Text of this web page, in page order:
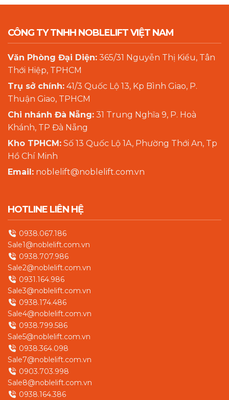
CÔNG TY TNHH NOBLELIFT VIỆT NAM
Văn Phòng Đại Diện: 365/31 Nguyễn Thị Kiểu, Tân
Thới Hiệp, TPHCM
Trụ sở chính: 41/3 Quốc Lộ 13, Kp Bình Giao, P.
Thuận Giao, TPHCM
Chi nhánh Đà Nẵng: 31 Trung Nghĩa 9, P. Hoà
Khánh, TP Đà Nẵng
Kho TPHCM: Số 13 Quốc Lộ 1A, Phường Thới An, Tp
Hồ Chí Minh
Email: noblelift@noblelift.com.vn
HOTLINE LIÊN HỆ
0938.067.186
Sale1@noblelift.com.vn
0938.707.986
Sale2@noblelift.com.vn
0931.164.986
Sale3@noblelift.com.vn
0938.174.486
Sale4@noblelift.com.vn
0938.799.586
Sale5@noblelift.com.vn
0938.364.098
Sale7@noblelift.com.vn
0903.703.998
Sale8@noblelift.com.vn
0938.164.386